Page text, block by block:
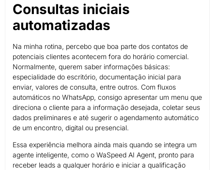
Consultas iniciais
automatizadas
Na minha rotina, percebo que boa parte dos contatos de
potenciais clientes acontecem fora do horário comercial.
Normalmente, querem saber informações básicas:
especialidade do escritório, documentação inicial para
enviar, valores de consulta, entre outros. Com fluxos
automáticos no WhatsApp, consigo apresentar um menu que
direciona o cliente para a informação desejada, coletar seus
dados preliminares e até sugerir o agendamento automático
de um encontro, digital ou presencial.
Essa experiência melhora ainda mais quando se integra um
agente inteligente, como o WaSpeed AI Agent, pronto para
receber leads a qualquer horário e iniciar a qualificação